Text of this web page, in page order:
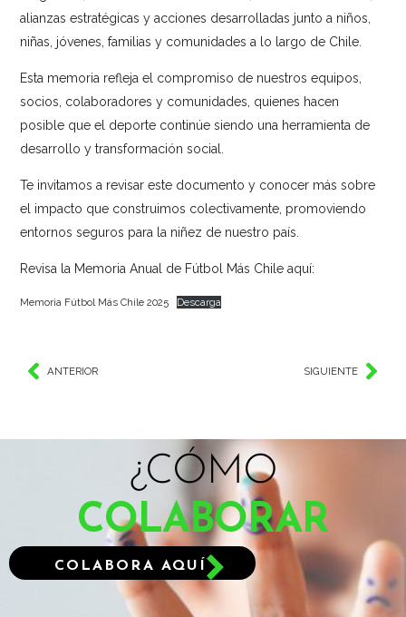
alianzas estratégicas y acciones desarrolladas junto a niños,
niñas, jóvenes, familias y comunidades a lo largo de Chile.
Esta memoria refleja el compromiso de nuestros equipos,
socios, colaboradores y comunidades, quienes hacen
posible que el deporte continúe siendo una herramienta de
desarrollo y transformación social.
Te invitamos a revisar este documento y conocer más sobre
el impacto que construimos colectivamente, promoviendo
entornos seguros para la niñez de nuestro país.
Revisa la Memoria Anual de Fútbol Más Chile aquí:
Memoria Fútbol Más Chile 2025 Descarga
ANTERIOR SIGUIENTE
¿CÓMO
COLABORAR
COLABORA AQUÍ